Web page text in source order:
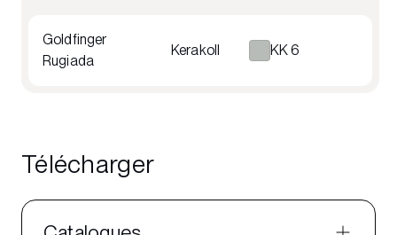
Goldfinger
Rugiada
Kerakoll KK 6
Télécharger